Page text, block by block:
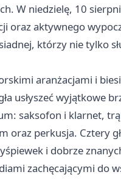
W niedzielę, 10
oraz aktywnego
którzy nie tylko
aranżacjami i
usłyszeć wyjątkowe
saksofon i klarnet,
oraz perkusja. Cztery
i dobrze
zachęcającymi do